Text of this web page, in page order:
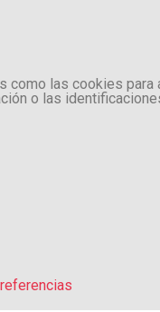
las cookies
o las